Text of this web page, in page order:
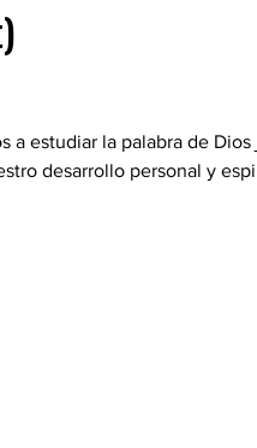
a estudiar la palabra de
desarrollo personal y